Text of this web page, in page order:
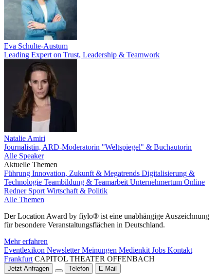
Eva Schulte-Austum
Leading Expert on Trust, Leadership & Teamwork
Natalie Amiri
Journalistin, ARD-Moderatorin "Weltspiegel" & Buchautorin
Alle Speaker
Aktuelle Themen
Führung Innovation, Zukunft & Megatrends Digitalisierung &
Technologie Teambildung & Teamarbeit Unternehmertum Online
Redner Sport Wirtschaft & Politik
Alle Themen
Der Location Award by fiylo® ist eine unabhängige Auszeichnung
für besondere Veranstaltungsflächen in Deutschland.
Mehr erfahren
Eventlexikon NewsletterMeinungen Medienkit Jobs Kontakt
Frankfurt CAPITOL THEATER OFFENBACH
Jetzt Anfragen Telefon E-Mail